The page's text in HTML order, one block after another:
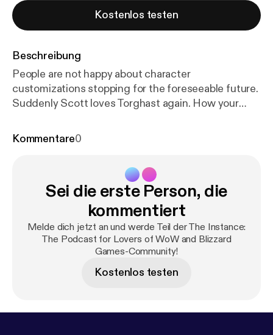
Kostenlos testen
Beschreibung
People are not happy about character
customizations stopping for the foreseeable future.
Suddenly Scott loves Torghast again. How your
confirmation of a Mobile Warcraft Project likely
Kommentare0
Sei die erste Person, die
kommentiert
Melde dich jetzt an und werde Teil der The Instance:
The Podcast for Lovers of WoW and Blizzard
Games-Community!
Kostenlos testen